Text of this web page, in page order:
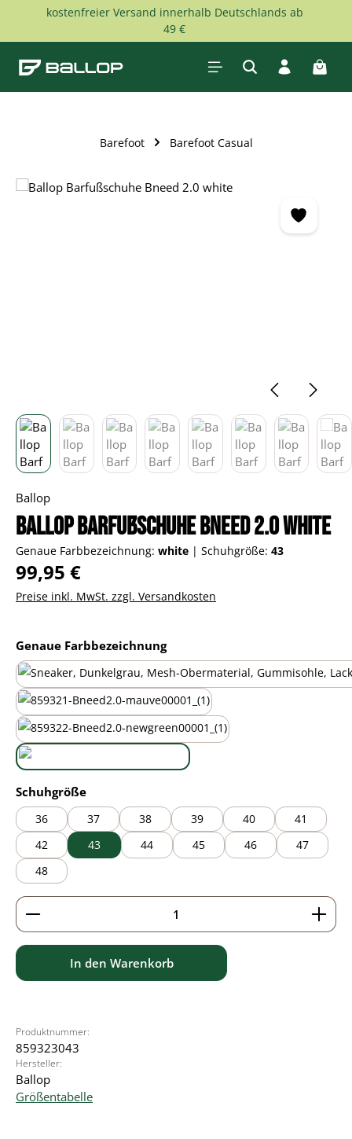
Zum Hauptinhalt springen
kostenfreier Versand innerhalb Deutschlands ab
49 €
Barefoot Barefoot Casual
Bildergalerie überspringen
Ballop
Ballop Barfußschuhe Bneed 2.0 white
Genaue Farbbezeichnung: white | Schuhgröße: 43
Regulärer Preis:
99,95 €
Preise inkl. MwSt. zzgl. Versandkosten
Genaue Farbbezeichnungauswählen
new green
white
Schuhgrößeauswählen
36 37 38 39 40
41
42
43 44 45 46
47
48
Produkt Anzahl: Gib den gewünschten Wert ein
In den Warenkorb
Produktnummer:
859323043
Hersteller:
Ballop
Größentabelle